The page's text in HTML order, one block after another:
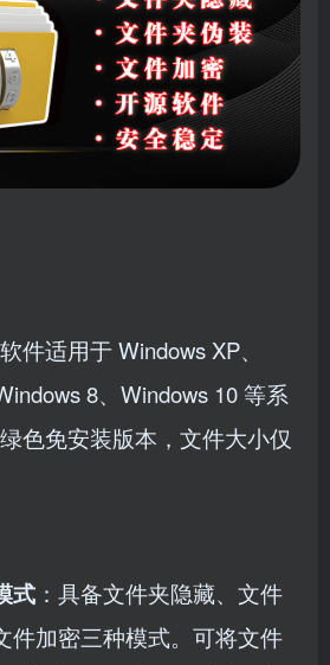
件适用于 Windows XP、
8、Windows 10 等系
色免安装版本，文件大小仅
式 ：具备文件夹隐藏、文件
件加密三种模式。可将文件